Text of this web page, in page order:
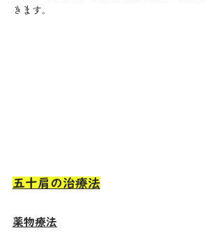
きます。
五十肩の治療法
薬物療法